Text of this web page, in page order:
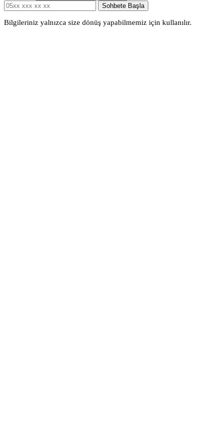
Sohbete Başla
Bilgileriniz yalnızca size dönüş yapabilmemiz için kullanılır.